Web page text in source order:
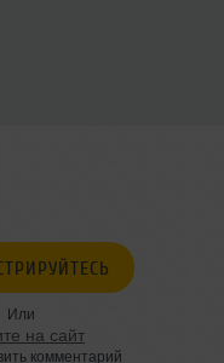
Или
на сайт
комментарий